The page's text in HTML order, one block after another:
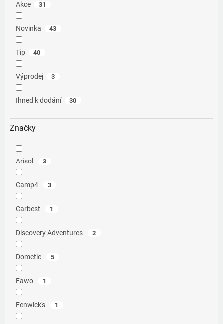
Akce 31
Novinka 43
Tip 40
Výprodej 3
Ihned k dodání 30
Značky
Arisol 3
Camp4 3
Carbest 1
Discovery Adventures 2
Dometic 5
Fawo 1
Fenwick's 1